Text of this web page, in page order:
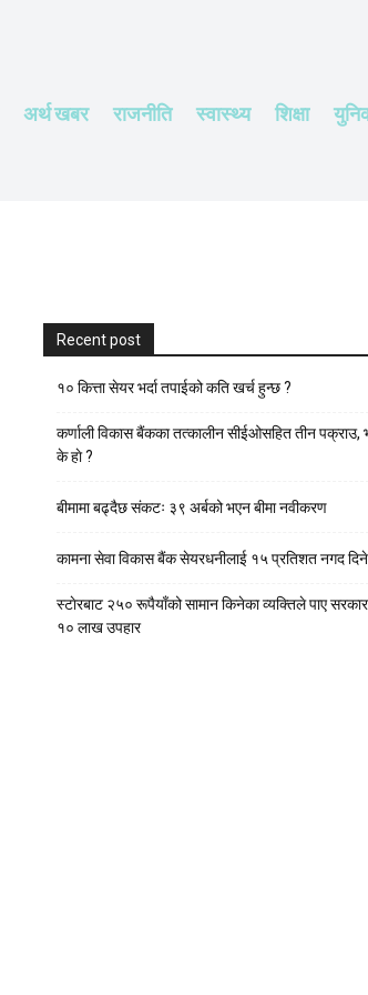
अर्थ खबर राजनीति स्वास्थ्य शिक्षा
Recent post
१० कित्ता सेयर भर्दा तपाईको कति खर्च हुन्छ ?
कर्णाली विकास बैंकका तत्कालीन सीईओसहित तीन पक्राउ,
के हाे ?
बीमामा बढ्दैछ संकटः ३९ अर्बको भएन बीमा नवीकरण
कामना सेवा विकास बैंक सेयरधनीलाई १५ प्रतिशत नगद दिने
स्टाेरबाट २५० रूपैयाँको सामान किनेका व्यक्तिले पाए
१० लाख उपहार